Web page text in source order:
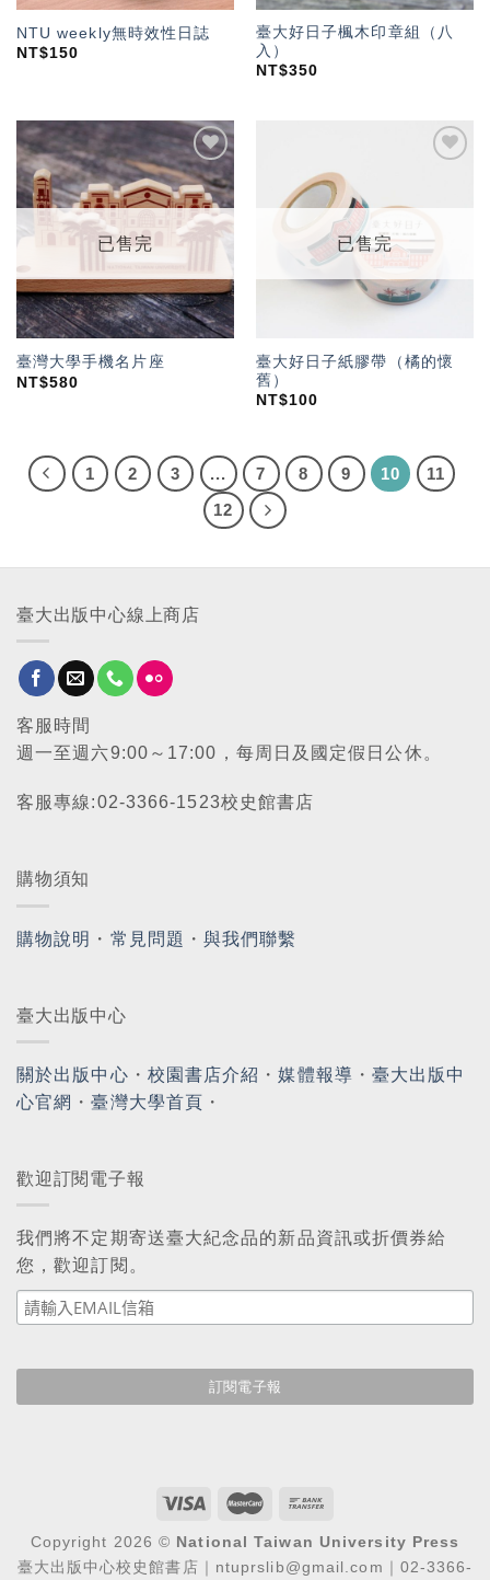
NTU weekly無時效性日誌
NT$150
臺大好日子楓木印章組（八
入）
NT$350
加入
「願
望輕
單」
已售完
臺灣大學手機名片座
NT$580
已售完
臺大好日子紙膠帶（橘的懷
舊）
NT$100
1 2 3 ... 7 8 9 10
11
12
臺大出版中心線上商店
客服時間
週一至週六9:00～17:00，每周日及國定假日公休。
客服專線:02-3366-1523校史館書店
購物須知
購物說明 ・ 常見問題 ・與我們聯繫
臺大出版中心
關於出版中心 ・ 校園書店介紹 ・媒體報導 ・ 臺大出版中
心官網 ・臺灣大學首頁 ・
歡迎訂閱電子報
我們將不定期寄送臺大紀念品的新品資訊或折價券給
您，歡迎訂閱。
Copyright 2026 © National Taiwan University Press
臺大出版中心校史館書店｜ntuprslib@gmail.com｜02-3366-